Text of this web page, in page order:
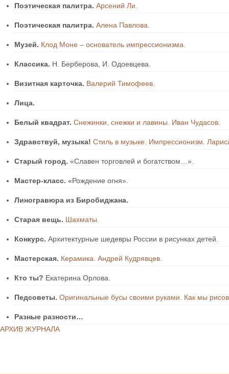
Поэтическая палитра.Арсений Ли.
Поэтическая палитра.Алена Павлова.
Музей. Клод Моне – основатель импрессионизма.
Классика. Н. Берберова, И. Одоевцева.
Визитная карточка. Валерий Тимофеев.
Лица.
Белый квадрат.Снежинки, снежки и лавины. Иван Чудасов.
Здравствуй, музыка!Стиль в музыке. Импрессионизм.
Старый город.«Славен торговлей и богатством…».
Мастер-класс.«Рождение огня».
Линогравюра из Биробиджана.
Старая вещь. Шахматы.
Конкурс. Архитектурные шедевры России в рисунках детей.
Мастерская. Керамика. Андрей Кудрявцев.
Кто ты? Екатерина Орлова.
Педсоветы.Оригинальные бусы своими руками. Как мы
Разные разности…
АРХИВ ЖУРНАЛА